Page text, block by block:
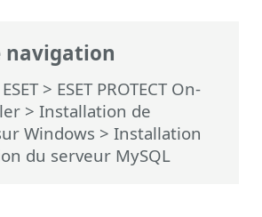
navigation
> ESET PROTECT On-
> Installation de
Windows > Installation
du serveur MySQL